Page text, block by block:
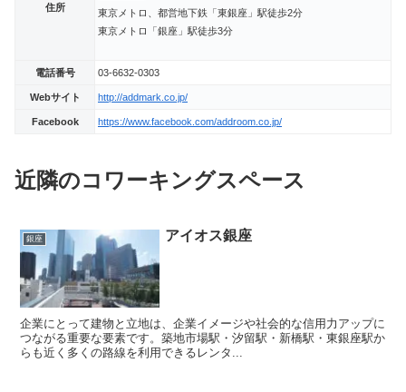
住所
東京メトロ、都営地下鉄「東銀座」駅徒歩2分
東京メトロ「銀座」駅徒歩3分
電話番号 03-6632-0303
Webサイト http://addmark.co.jp/
Facebook https://www.facebook.com/addroom.co.jp/
近隣のコワーキングスペース
銀座 アイオス銀座
企業にとって建物と立地は、企業イメージや社会的な信用力アップに
つながる重要な要素です。築地市場駅・汐留駅・新橋駅・東銀座駅か
らも近く多くの路線を利用できるレンタ...